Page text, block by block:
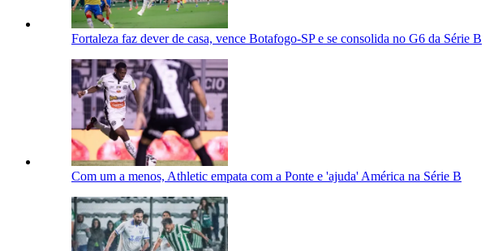
Fortaleza faz dever de casa, vence Botafogo-SP e se consolida no G6 da Série B
Com um a menos, Athletic empata com a Ponte e 'ajuda' América na Série B